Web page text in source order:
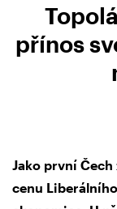
přínos
Jako první
cenu